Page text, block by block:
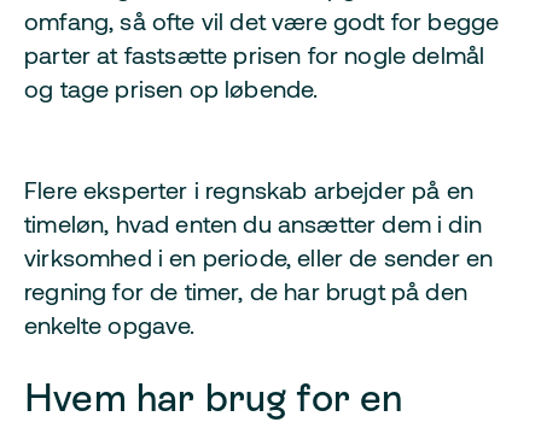
omfang, så ofte vil det være godt for begge
parter at fastsætte prisen for nogle delmål
og tage prisen op løbende.
Flere eksperter i regnskab arbejder på en
timeløn, hvad enten du ansætter dem i din
virksomhed i en periode, eller de sender en
regning for de timer, de har brugt på den
enkelte opgave.
Hvem har brug for en